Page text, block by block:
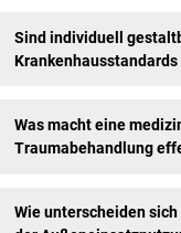
Sind individuell
Was macht eine
Traumabehandlung
Wie unterscheiden sich